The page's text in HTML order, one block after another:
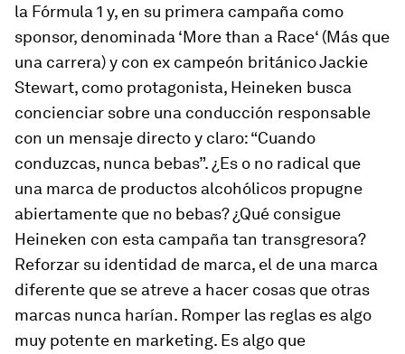
la Fórmula 1 y, en su primera campaña como
sponsor, denominada ‘More than a Race‘ (Más que
una carrera) y con ex campeón británico Jackie
Stewart, como protagonista, Heineken busca
concienciar sobre una conducción responsable
con un mensaje directo y claro: “Cuando
conduzcas, nunca bebas”. ¿Es o no radical que
una marca de productos alcohólicos propugne
abiertamente que no bebas? ¿Qué consigue
Heineken con esta campaña tan transgresora?
Reforzar su identidad de marca, el de una marca
diferente que se atreve a hacer cosas que otras
marcas nunca harían. Romper las reglas es algo
muy potente en marketing. Es algo que